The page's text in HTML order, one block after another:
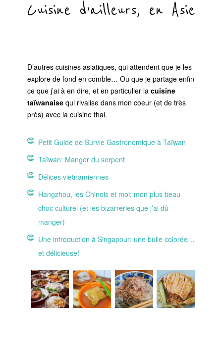
Cuisine d’ailleurs, en Asie
D’autres cuisines asiatiques, qui attendent que je les
explore de fond en comble… Ou que je partage enfin
ce que j’ai à en dire, et en particulier la cuisine
taïwanaisequi rivalise dans mon coeur (et de très
près) avec la cuisine thai.
Petit Guide de Survie Gastronomique à Taïwan
Taïwan: Manger du serpent
Délices vietnamiennes
Hangzhou, les Chinois et moi: mon plus beau
choc culturel (et les bizarreries que j’ai dû
manger)
Une introduction à Singapour: une bulle colorée…
et délicieuse!